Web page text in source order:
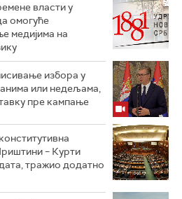
власти у
омогуће
медијима на
избора у
или недељама,
пре кампање
– Курти
тражио додатно